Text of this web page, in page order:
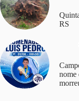
RS
nome